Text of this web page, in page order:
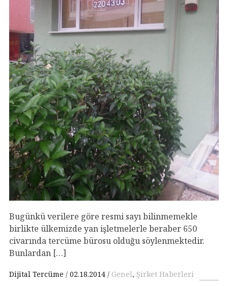
Bugünkü verilere göre resmi sayı bilinmemekle
birlikte ülkemizde yan işletmelerle beraber 650
civarında tercüme bürosu olduğu söylenmektedir.
Bunlardan […]
Dijital Tercüme 02.18.2014 Genel, Şirket Haberleri